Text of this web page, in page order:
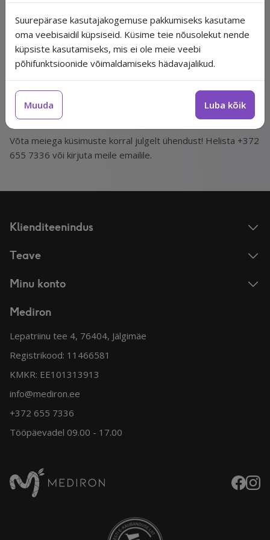
Nullkulu
Tagastamine
Toote tagastamiseks kirjuta meile info@mediron.ee või
Vajad abi?
Võta meiega küsimuste korral julgelt ühendust! Helista +372
655 7336 või kirjuta meile emailile.
Klienditeenindus
Teave
Minu konto
Mediron
Lepatriinu tee 4, 76404, Jälgimäe
Registrikood: 11466581
KMKR: EE101313913
info@mediron.ee
+372 655 7336
Tööpäevadel 09.00 - 17.00
Suurepärase kasutajakogemuse pakkumiseks kasutame
oma veebisaidil küpsiseid. Küsime teie nõusolekut nende
küpsiste kasutamiseks, mis ei ole meie veebi
põhifunktsioonide võimaldamiseks hädavajalikud.
Muuda Luba kõik